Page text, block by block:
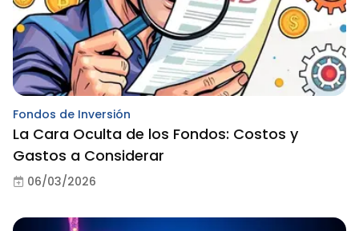
Fondos de Inversión
La Cara Oculta de los Fondos: Costos y
Gastos a Considerar
06/03/2026